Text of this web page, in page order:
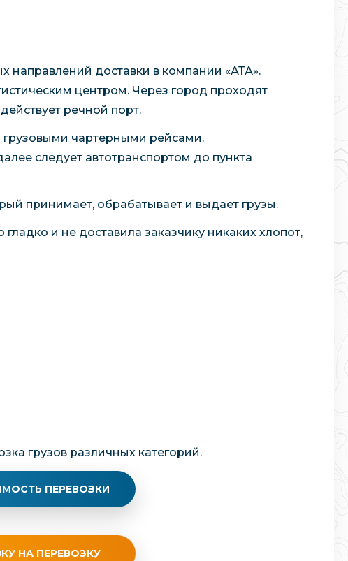
направлений доставки в компании «АТА».
центром. Через город проходят
речной порт.
грузовыми чартерными рейсами.
следует автотранспортом до пункта
принимает, обрабатывает и выдает грузы.
и не доставила заказчику никаких хлопот,
грузов различных категорий.
ПЕРЕВОЗКИ
НА ПЕРЕВОЗКУ